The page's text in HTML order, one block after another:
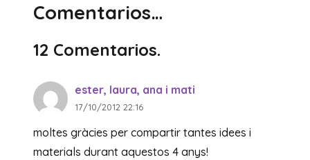
Comentarios…
12 Comentarios.
ester, laura, ana i mati
17/10/2012 22:16
moltes gràcies per compartir tantes idees i
materials durant aquestos 4 anys!